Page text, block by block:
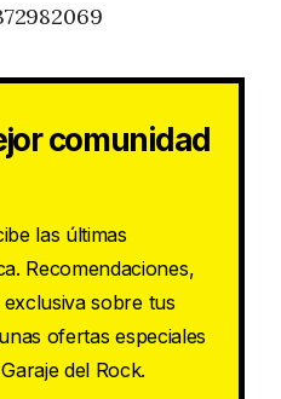
comunidad
las últimas
Recomendaciones,
sobre tus
ofertas especiales
del Rock.